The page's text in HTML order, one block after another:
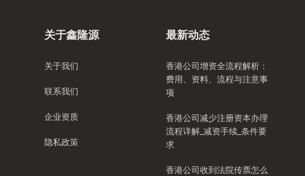
关于鑫隆源
关于我们
联系我们
企业资质
隐私政策
最新动态
香港公司增资全流程解析：
费用、资料、流程与注意事
项
香港公司减少注册资本办理
流程详解_减资手续_条件要
求
香港公司收到法院传票怎么